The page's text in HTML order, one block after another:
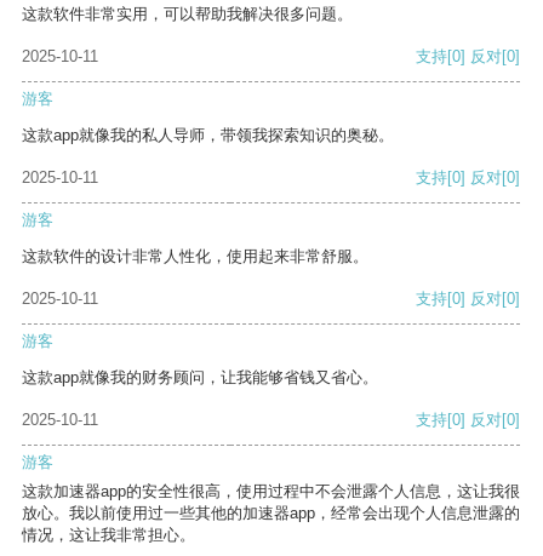
这款软件非常实用，可以帮助我解决很多问题。
2025-10-11 支持[0] 反对[0]
游客
这款app就像我的私人导师，带领我探索知识的奥秘。
2025-10-11 支持[0] 反对[0]
游客
这款软件的设计非常人性化，使用起来非常舒服。
2025-10-11 支持[0] 反对[0]
游客
这款app就像我的财务顾问，让我能够省钱又省心。
2025-10-11 支持[0] 反对[0]
游客
这款加速器app的安全性很高，使用过程中不会泄露个人信息，这让我很
放心。我以前使用过一些其他的加速器app，经常会出现个人信息泄露的
情况，这让我非常担心。